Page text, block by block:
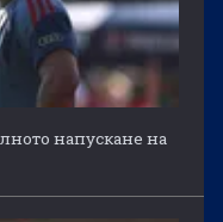
напускане на